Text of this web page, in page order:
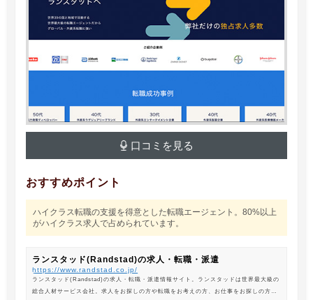
口コミを見る
おすすめポイント
ハイクラス転職の支援を得意とした転職エージェント。80%以上
がハイクラス求人で占められています。
ランスタッド(Randstad)の求人・転職・派遣
https://www.randstad.co.jp/
ランスタッド(Randstad)の求人・転職・派遣情報サイト。ランスタッドは世界最大級の
総合人材サービス会社。求人をお探しの方や転職をお考えの方、お仕事をお探しの方に